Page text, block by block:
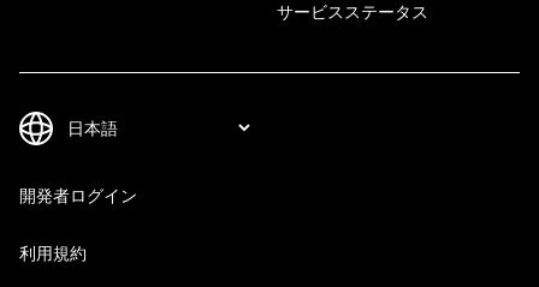
サービスステータス
開発者ログイン
利用規約